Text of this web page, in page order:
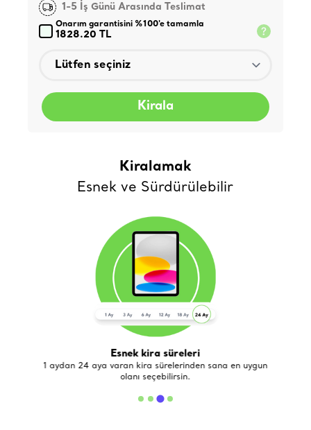
1-5 İş Günü Arasında Teslimat
Onarım garantisini %100'e tamamla
1828.20 TL
Kirala
Kiralamak
Esnek ve Sürdürülebilir
Esnek kira süreleri
1 aydan 24 aya varan kira sürelerinden sana en uygun
olanı seçebilirsin.